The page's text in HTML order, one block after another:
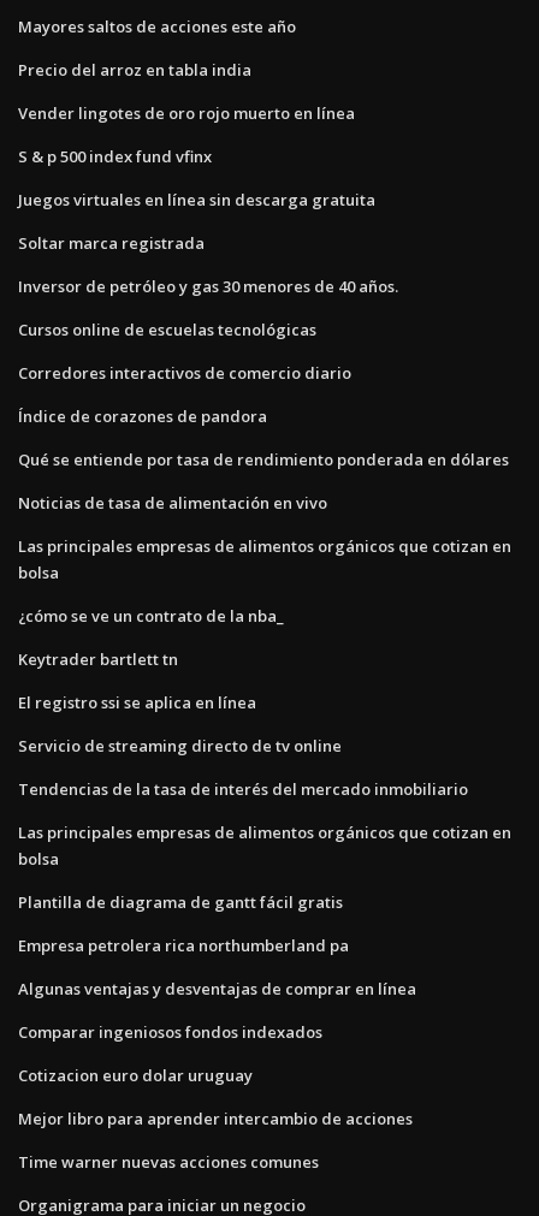
Mayores saltos de acciones este año
Precio del arroz en tabla india
Vender lingotes de oro rojo muerto en línea
S & p 500 index fund vfinx
Juegos virtuales en línea sin descarga gratuita
Soltar marca registrada
Inversor de petróleo y gas 30 menores de 40 años.
Cursos online de escuelas tecnológicas
Corredores interactivos de comercio diario
Índice de corazones de pandora
Qué se entiende por tasa de rendimiento ponderada en dólares
Noticias de tasa de alimentación en vivo
Las principales empresas de alimentos orgánicos que cotizan en
bolsa
¿cómo se ve un contrato de la nba_
Keytrader bartlett tn
El registro ssi se aplica en línea
Servicio de streaming directo de tv online
Tendencias de la tasa de interés del mercado inmobiliario
Las principales empresas de alimentos orgánicos que cotizan en
bolsa
Plantilla de diagrama de gantt fácil gratis
Empresa petrolera rica northumberland pa
Algunas ventajas y desventajas de comprar en línea
Comparar ingeniosos fondos indexados
Cotizacion euro dolar uruguay
Mejor libro para aprender intercambio de acciones
Time warner nuevas acciones comunes
Organigrama para iniciar un negocio